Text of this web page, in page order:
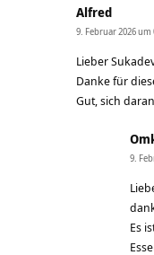
Alfred
9. Februar 2026 um
Lieber
Danke für
Gut, sich
9.
Es